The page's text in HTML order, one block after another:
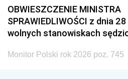
OBWIESZCZENIE MINISTRA
SPRAWIEDLIWOŚCI z dnia
wolnych stanowiskach
Monitor Polski rok 2026 poz. 745